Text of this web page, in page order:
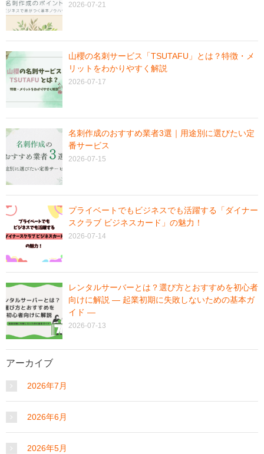
2026-07-21
山櫻の名刺サービス「TSUTAFU」とは？特徴・メ
リットをわかりやすく解説
2026-07-17
名刺作成のおすすめ業者3選｜用途別に選びたい定
番サービス
2026-07-15
プライベートでもビジネスでも活躍する「ダイナー
スクラブ ビジネスカード」の魅力！
2026-07-14
レンタルサーバーとは？選び方とおすすめを初心者
向けに解説 ― 起業初期に失敗しないための基本ガ
イド ―
2026-07-13
アーカイブ
2026年7月
2026年6月
2026年5月